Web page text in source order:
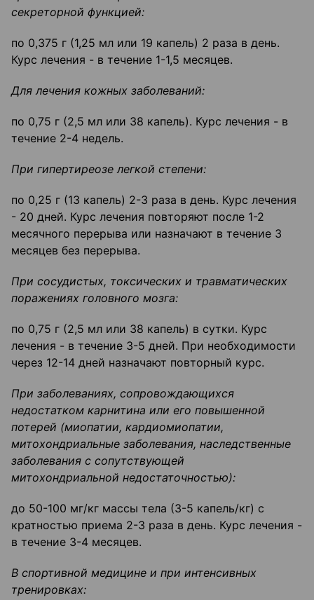
секреторной функцией:
по 0,375 г (1,25 мл или 19 капель) 2 раза в день.
Курс лечения - в течение 1-1,5 месяцев.
Для лечения кожных заболеваний:
по 0,75 г (2,5 мл или 38 капель). Курс лечения - в
течение 2-4 недель.
При гипертиреозе легкой степени:
по 0,25 г (13 капель) 2-3 раза в день. Курс лечения
- 20 дней. Курс лечения повторяют после 1-2
месячного перерыва или назначают в течение 3
месяцев без перерыва.
При сосудистых, токсических и травматических
поражениях головного мозга:
по 0,75 г (2,5 мл или 38 капель) в сутки. Курс
лечения - в течение 3-5 дней. При необходимости
через 12-14 дней назначают повторный курс.
При заболеваниях, сопровождающихся
недостатком карнитина или его повышенной
потерей (миопатии, кардиомиопатии,
митохондриальные заболевания, наследственные
заболевания с сопутствующей
митохондриальной недостаточностью):
до 50-100 мг/кг массы тела (3-5 капель/кг) с
кратностью приема 2-3 раза в день. Курс лечения -
в течение 3-4 месяцев.
В спортивной медицине и при интенсивных
тренировках: